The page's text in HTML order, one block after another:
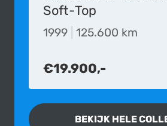
Soft-Top
1999 125.600 km
€19.900,-
BEKIJK HELE